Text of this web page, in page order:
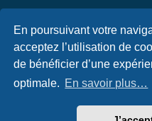
En poursuivant votre
acceptez l’utilisation de
de bénéficier d’une
optimale. En savoir plus…